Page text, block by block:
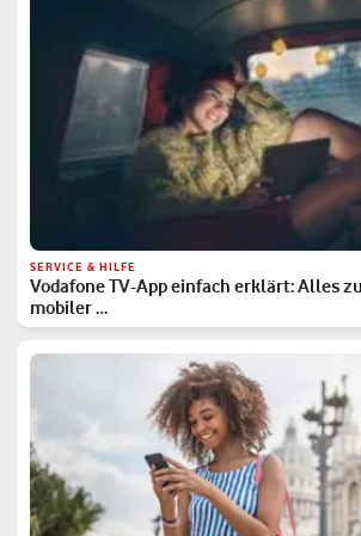
SERVICE & HILFE
Vodafone TV-App einfach erklärt: Alles
mobiler …